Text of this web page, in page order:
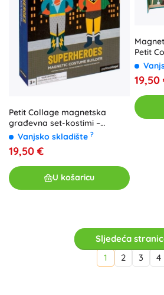
Petit Collage magnetska
građevna set-kostimi –
superjunaci
Vanjsko skladište ?
19,50 €
U košaricu
Petit
19,50
Sljedeća
1
2 3 4